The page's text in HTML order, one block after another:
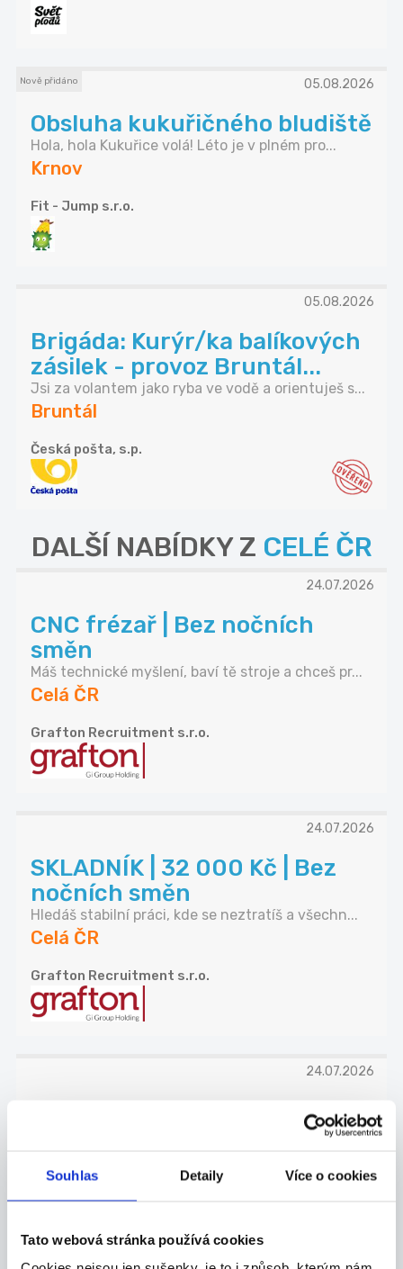
Souhlas Detaily Více o cookies
Tato webová stránka používá cookies
Nově přidáno 05.08.2026
Obsluha kukuřičného bludiště
Hola, hola Kukuřice volá! Léto je v plném pro...
Krnov
Fit - Jump s.r.o.
05.08.2026
Brigáda: Kurýr/ka balíkových
zásilek - provoz Bruntál...
Jsi za volantem jako ryba ve vodě a orientuješ s...
Bruntál
Česká pošta, s.p.
DALŠÍ NABÍDKY Z CELÉ ČR
24.07.2026
CNC frézař | Bez nočních
směn
Máš technické myšlení, baví tě stroje a chceš pr...
Celá ČR
Grafton Recruitment s.r.o.
24.07.2026
SKLADNÍK | 32 000 Kč | Bez
nočních směn
Hledáš stabilní práci, kde se neztratíš a všechn...
Celá ČR
Grafton Recruitment s.r.o.
24.07.2026
Manažer obchodního týmu
Allianz | Náborový příspěvek
Přidejte se k Allianz, největší pojišťovně na sv...
Celá ČR
Jan Koudelka